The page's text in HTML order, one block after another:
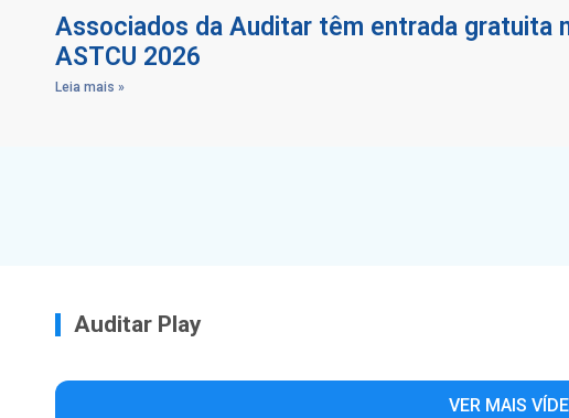
Associados da Auditar têm entrada gratuita
ASTCU 2026
Leia mais »
Auditar Play
VER MAIS